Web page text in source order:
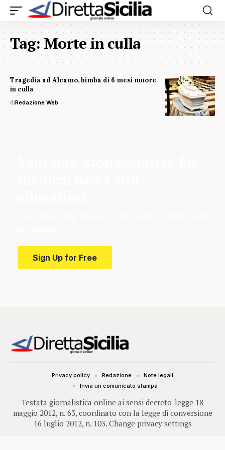
Tag:Morte in culla
Tragedia ad Alcamo, bimba di 6 mesi muore
in culla
diRedazione Web
Sign Up for Free
Testata giornalistica online ai sensi decreto-legge 18
maggio 2012, n. 63, coordinato con la legge di conversione
16 luglio 2012, n. 103. Change privacy settings
Privacy policy Redazione
Note legali
Invia un comunicato stampa